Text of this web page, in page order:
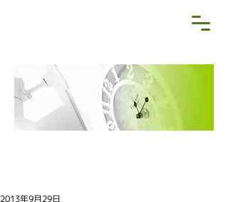
2013年9月29日